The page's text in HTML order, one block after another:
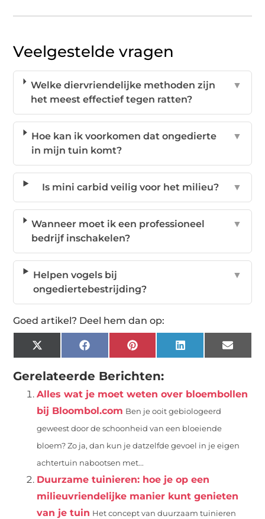
Veelgestelde vragen
Welke diervriendelijke methoden zijn
het meest effectief tegen ratten?
▼
Hoe kan ik voorkomen dat ongedierte
in mijn tuin komt?
▼
Is mini carbid veilig voor het milieu? ▼
Wanneer moet ik een professioneel
bedrijf inschakelen?
▼
Helpen vogels bij
ongediertebestrijding?
▼
Goed artikel? Deel hem dan op:
X
(Twitter)
FacebookPinterestLinkedIn Email
Gerelateerde Berichten:
Alles wat je moet weten over bloembollen
bij Bloombol.com Ben je ooit gebiologeerd
geweest door de schoonheid van een bloeiende
bloem? Zo ja, dan kun je datzelfde gevoel in je eigen
achtertuin nabootsen met...
Duurzame tuinieren: hoe je op een
milieuvriendelijke manier kunt genieten
van je tuin Het concept van duurzaam tuinieren